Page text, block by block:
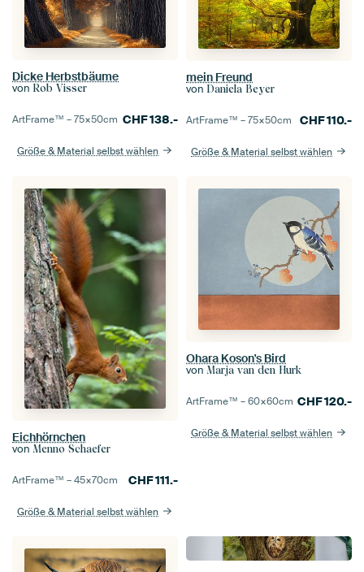
Dicke Herbstbäume
von Rob Visser
ArtFrame™ –75×50cm CHF138.-
Größe & Material selbst wählen
mein Freund
von Daniela Beyer
ArtFrame™ –75×50cm CHF110.-
Größe & Material selbst wählen
Eichhörnchen
von Menno Schaefer
ArtFrame™ –45×70cm CHF111.-
Größe & Material selbst wählen
Ohara Koson's Bird
von Marja van den Hurk
ArtFrame™ –60×60cm CHF120.-
Größe & Material selbst wählen